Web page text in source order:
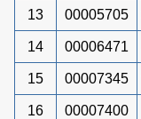
13 00005705
14 00006471
15 00007345
16 00007400